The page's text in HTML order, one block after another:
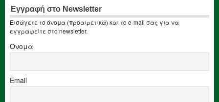
Εγγραφή στο Newsletter
Εισάγετε το όνομα (προαιρετικά) και το e-mail σας για να
εγγραφείτε στο newsletter.
Όνομα
Email